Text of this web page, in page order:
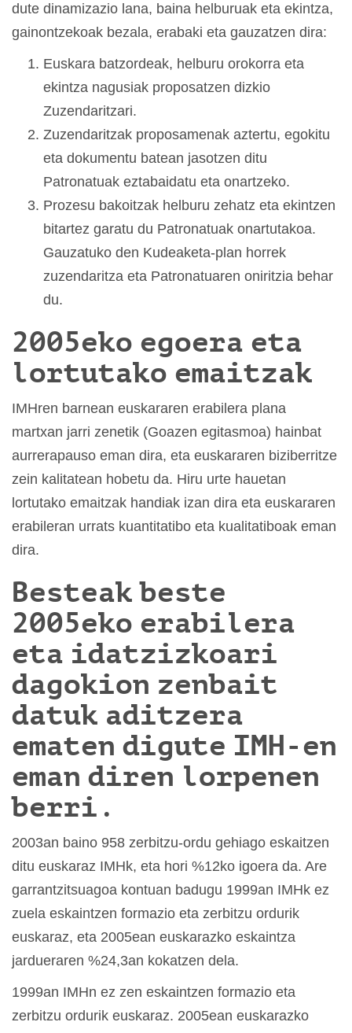
dute dinamizazio lana, baina helburuak eta ekintza,
gainontzekoak bezala, erabaki eta gauzatzen dira:
Euskara batzordeak, helburu orokorra eta
ekintza nagusiak proposatzen dizkio
Zuzendaritzari.
Zuzendaritzak proposamenak aztertu, egokitu
eta dokumentu batean jasotzen ditu
Patronatuak eztabaidatu eta onartzeko.
Prozesu bakoitzak helburu zehatz eta ekintzen
bitartez garatu du Patronatuak onartutakoa.
Gauzatuko den Kudeaketa-plan horrek
zuzendaritza eta Patronatuaren oniritzia behar
du.
2005eko egoera eta
lortutako emaitzak
IMHren barnean euskararen erabilera plana
martxan jarri zenetik (Goazen egitasmoa) hainbat
aurrerapauso eman dira, eta euskararen biziberritze
zein kalitatean hobetu da. Hiru urte hauetan
lortutako emaitzak handiak izan dira eta euskararen
erabileran urrats kuantitatibo eta kualitatiboak eman
dira.
Besteak beste
2005eko erabilera
eta idatzizkoari
dagokion zenbait
datuk aditzera
ematen digute IMH-en
eman diren lorpenen
berri.
2003an baino 958 zerbitzu-ordu gehiago eskaitzen
ditu euskaraz IMHk, eta hori %12ko igoera da. Are
garrantzitsuagoa kontuan badugu 1999an IMHk ez
zuela eskaintzen formazio eta zerbitzu ordurik
euskaraz, eta 2005ean euskarazko eskaintza
jardueraren %24,3an kokatzen dela.
1999an IMHn ez zen eskaintzen formazio eta
zerbitzu ordurik euskaraz. 2005ean euskarazko